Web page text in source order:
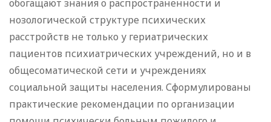
обогащают знания о распространенности и
нозологической структуре психических
расстройств не только у гериатрических
пациентов психиатрических учреждений, но и в
общесоматической сети и учреждениях
социальной защиты населения. Сформулированы
практические рекомендации по организации